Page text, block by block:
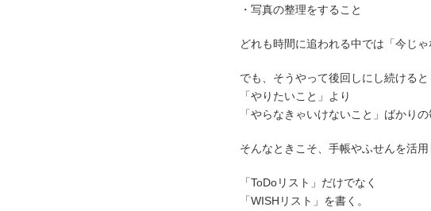
・写真の整理をすること
どれも時間に追われる中では「今じ
でも、そうやって後回しにし続けると
「やりたいこと」より
「やらなきゃいけないこと」ばかり
そんなときこそ、手帳やふせんを活用
「ToDoリスト」だけでなく
「WISHリスト」を書く。